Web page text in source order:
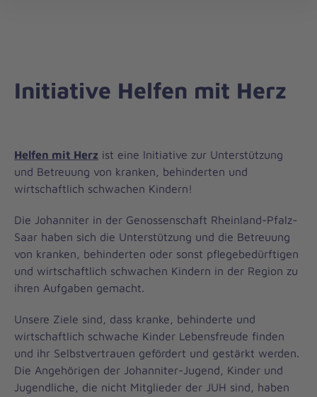
Initiative Helfen mit Herz
Helfen mit Herz ist eine Initiative zur Unterstützung
und Betreuung von kranken, behinderten und
wirtschaftlich schwachen Kindern!
Die Johanniter in der Genossenschaft Rheinland-Pfalz-
Saar haben sich die Unterstützung und die Betreuung
von kranken, behinderten oder sonst pflegebedürftigen
und wirtschaftlich schwachen Kindern in der Region zu
ihren Aufgaben gemacht.
Unsere Ziele sind, dass kranke, behinderte und
wirtschaftlich schwache Kinder Lebensfreude finden
und ihr Selbstvertrauen gefördert und gestärkt werden.
Die Angehörigen der Johanniter-Jugend, Kinder und
Jugendliche, die nicht Mitglieder der JUH sind, haben